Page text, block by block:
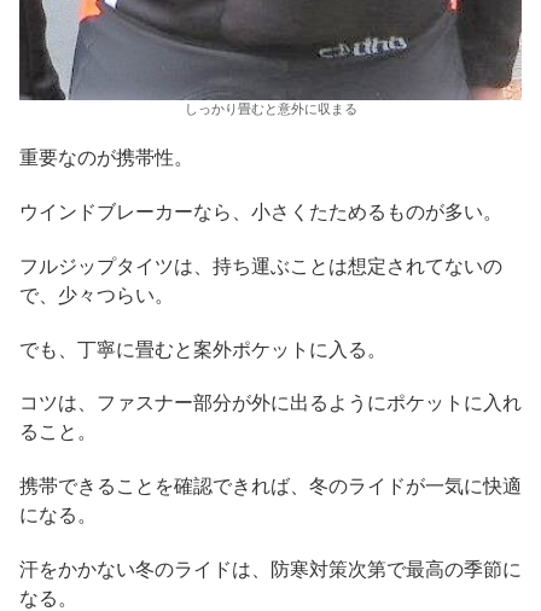
しっかり畳むと意外に収まる
重要なのが携帯性。
ウインドブレーカーなら、小さくたためるものが多い。
フルジップタイツは、持ち運ぶことは想定されてないの
で、少々つらい。
でも、丁寧に畳むと案外ポケットに入る。
コツは、ファスナー部分が外に出るようにポケットに入れ
ること。
携帯できることを確認できれば、冬のライドが一気に快適
になる。
汗をかかない冬のライドは、防寒対策次第で最高の季節に
なる。